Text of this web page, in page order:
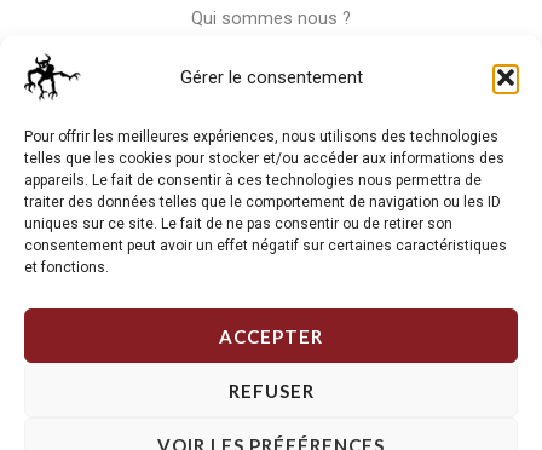
Gérer le consentement
Pour offrir les meilleures expériences, nous utilisons des technologies
telles que les cookies pour stocker et/ou accéder aux informations des
appareils. Le fait de consentir à ces technologies nous permettra de
traiter des données telles que le comportement de navigation ou les ID
uniques sur ce site. Le fait de ne pas consentir ou de retirer son
consentement peut avoir un effet négatif sur certaines caractéristiques
et fonctions.
ACCEPTER
REFUSER
VOIR LES PRÉFÉRENCES
Qui sommes nous ?
La RC n'est pas notre seule passion, venez visiter notre shop
de motos
Copyright © 2026 Storm RC. Powered by Storm Team.